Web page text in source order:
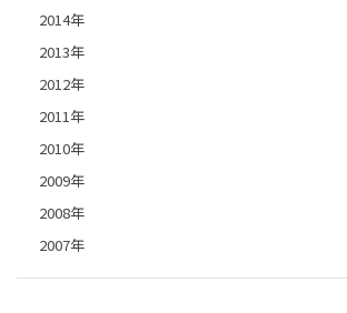
2014年
2013年
2012年
2011年
2010年
2009年
2008年
2007年